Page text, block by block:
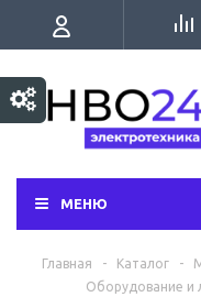
МЕНЮ
Главная - Каталог -
Оборудование и